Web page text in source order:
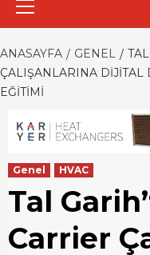
ANASAYFA GENEL
ÇALIŞANLARINA DIJITAL
EĞITIMI
Genel HVAC
Tal
Carrier